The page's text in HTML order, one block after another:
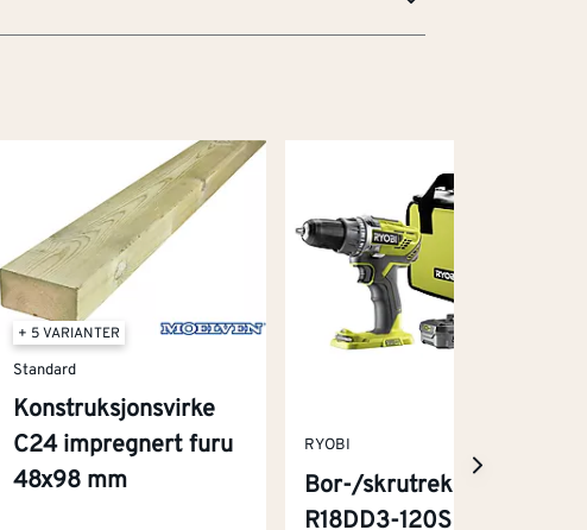
+ 5 VARIANTER
Standard
Konstruksjonsvirke
C24 impregnert furu
48x98 mm
RYOBI
Bor-/skrutrekker
R18DD3-120S One+